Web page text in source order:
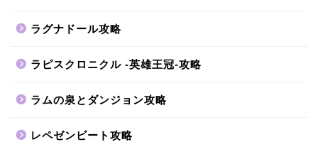
ラグナドール攻略
ラピスクロニクル -英雄王冠-攻略
ラムの泉とダンジョン攻略
レペゼンビート攻略